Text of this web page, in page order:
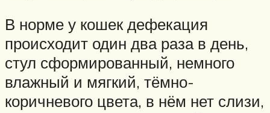
В норме у кошек дефекация
происходит один два раза в день,
стул сформированный, немного
влажный и мягкий, тёмно-
коричневого цвета, в нём нет слизи,